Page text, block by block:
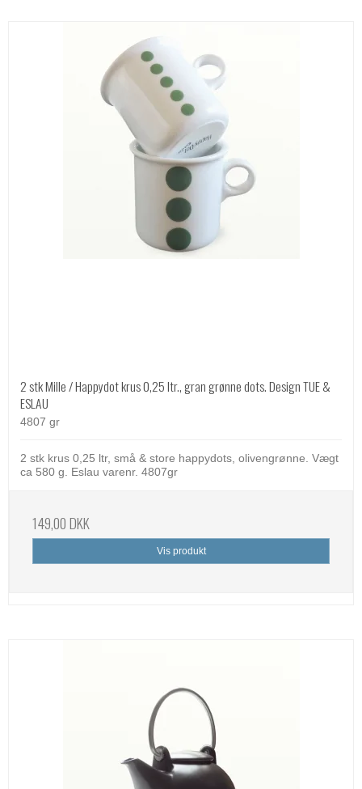
2 stk Mille / Happydot krus 0,25 ltr., gran grønne dots. Design TUE &
ESLAU
4807 gr
2 stk krus 0,25 ltr, små & store happydots, olivengrønne. Vægt
ca 580 g. Eslau varenr. 4807gr
149,00 DKK
Vis produkt